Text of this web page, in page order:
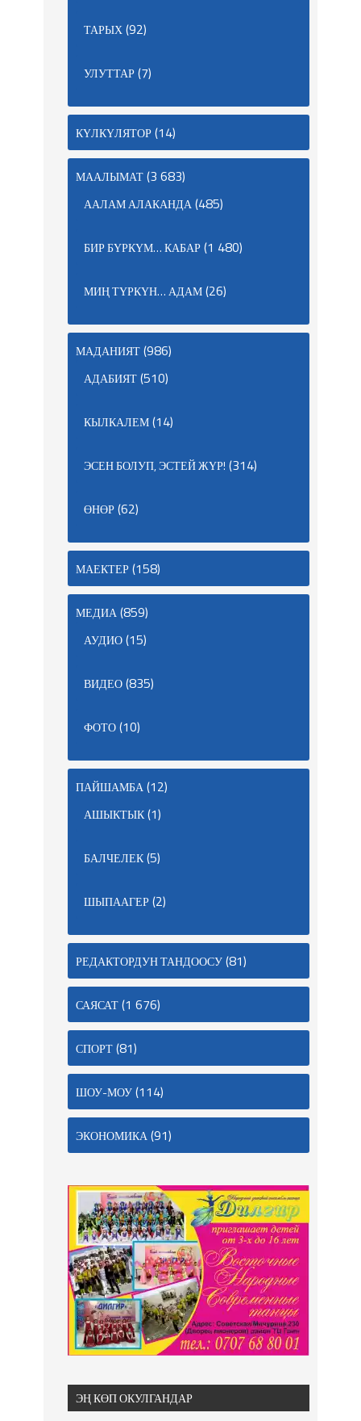
ТАРЫХ(92)
УЛУТТАР(7)
КҮЛКҮЛЯТОР(14)
МААЛЫМАТ(3 683)
ААЛАМ АЛАКАНДА(485)
БИР БҮРКҮМ… КАБАР(1 480)
МИҢ ТҮРКҮН… АДАМ(26)
МАДАНИЯТ(986)
АДАБИЯТ(510)
КЫЛКАЛЕМ(14)
ЭСЕН БОЛУП, ЭСТЕЙ ЖҮР! (314)
ӨНӨР(62)
МАЕКТЕР(158)
МЕДИА(859)
АУДИО(15)
ВИДЕО(835)
ФОТО(10)
ПАЙШАМБА(12)
АШЫКТЫК(1)
БАЛЧЕЛЕК(5)
ШЫПААГЕР(2)
РЕДАКТОРДУН ТАНДООСУ(81)
САЯСАТ(1 676)
СПОРТ(81)
ШОУ-МОУ(114)
ЭКОНОМИКА(91)
ЭҢ КӨП ОКУЛГАНДАР